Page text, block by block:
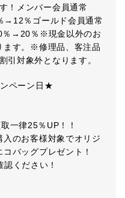
！メンバー会員通常
→12％ゴールド会員通常
％→20％※現金以外のお
ます。※修理品、客注品
引対象外となります。
ペーン日★
一律25％UP！！
のお客様対象でオリジ
バッグプレゼント！
ください！